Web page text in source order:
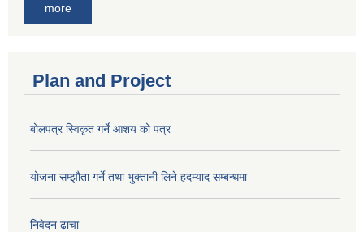
more
Plan and Project
बोलपत्र स्विकृत गर्ने आशय को पत्र
योजना सम्झौता गर्ने तथा भुक्तानी लिने हदम्याद सम्बन्धमा
निवेदन ढाचा